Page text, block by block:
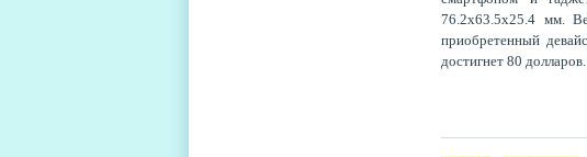
76.2х63.5х25.4 мм.
приобретенный
достигнет 80 долларов.